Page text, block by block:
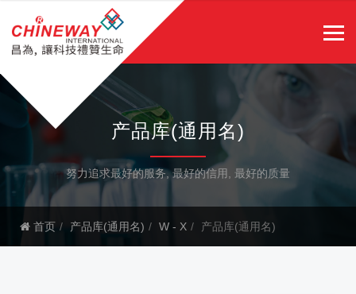
产品库(通用名)
努力追求最好的服务, 最好的信用, 最好的质量
首页 产品库(通用名) W - X 产品库(通用名)